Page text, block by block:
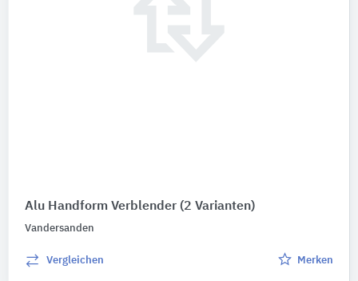
Alu Handform Verblender (2 Varianten)
Vandersanden
Vergleichen Merken